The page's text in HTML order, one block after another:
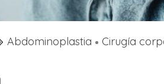
Abdominoplastia Cirugía